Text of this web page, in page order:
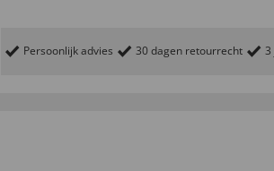
Persoonlijk advies 30 dagen retourrecht 3